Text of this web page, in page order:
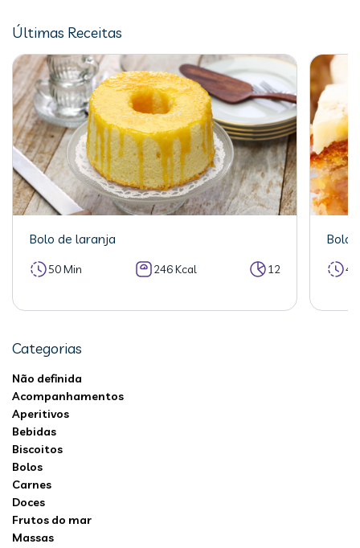
Últimas Receitas
Bolo de laranja
50 Min 246 Kcal 12
Bolo
Categorias
Não definida
Acompanhamentos
Aperitivos
Bebidas
Biscoitos
Bolos
Carnes
Doces
Frutos do mar
Massas